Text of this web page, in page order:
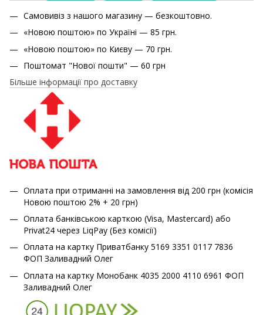
Самовивіз з нашого магазину — безкоштовно.
«Новою поштою» по Україні — 85 грн.
«Новою поштою» по Києву — 70 грн.
Поштомат "Нової пошти" — 60 грн
Більше інформації про доставку
Оплата при отриманні на замовлення від 200 грн (комісія
Новою поштою 2% + 20 грн)
Оплата банківською карткою (Visa, Mastercard) або
Privat24 через LiqPay (Без комісії)
Оплата на картку Приватбанку 5169 3351 0117 7836
ФОП Заливадний Олег
Оплата на картку Монобанк 4035 2000 4110 6961 ФОП
Заливадний Олег